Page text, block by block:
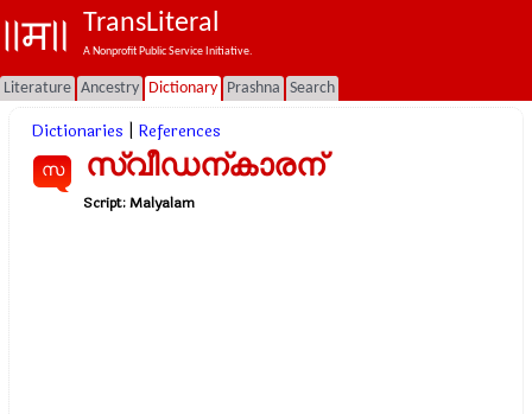
TransLiteral
A Nonprofit Public Service Initiative.
Literature Ancestry Dictionary Prashna Search
Dictionaries References
സ സ്വീഡന്കാരന്
Script:Malyalam